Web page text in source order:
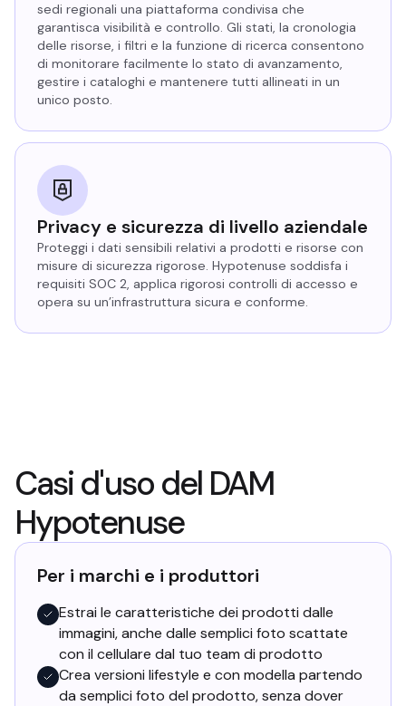
sedi regionali una piattaforma condivisa che
garantisca visibilità e controllo. Gli stati, la cronologia
delle risorse, i filtri e la funzione di ricerca consentono
di monitorare facilmente lo stato di avanzamento,
gestire i cataloghi e mantenere tutti allineati in un
unico posto.
Privacy e sicurezza di livello aziendale
Proteggi i dati sensibili relativi a prodotti e risorse con
misure di sicurezza rigorose. Hypotenuse soddisfa i
requisiti SOC 2, applica rigorosi controlli di accesso e
opera su un’infrastruttura sicura e conforme.
Casi d'uso del DAM
Hypotenuse
Per i marchi e i produttori
Estrai le caratteristiche dei prodotti dalle
immagini, anche dalle semplici foto scattate
con il cellulare dal tuo team di prodotto
Crea versioni lifestyle e con modella partendo
da semplici foto del prodotto, senza dover